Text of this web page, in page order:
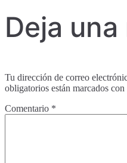
de
Deja
Tu dirección de correo
obligatorios están marcados con
Comentario *